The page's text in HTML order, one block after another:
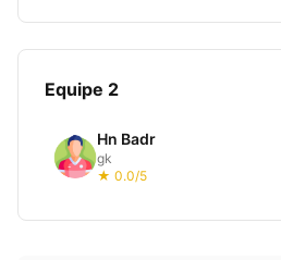
Equipe 2
Hn Badr
gk
★ 0.0/5